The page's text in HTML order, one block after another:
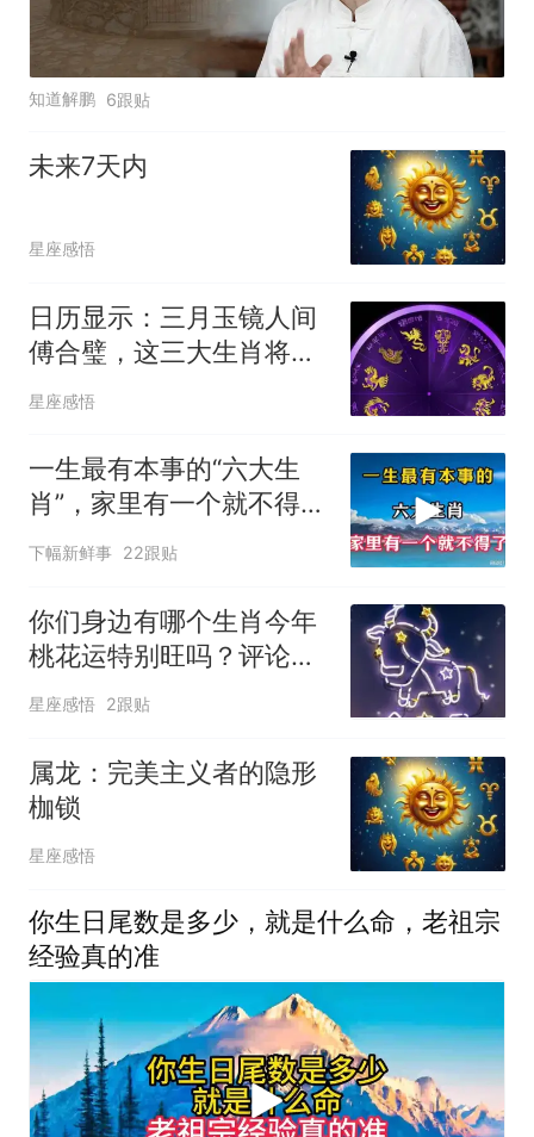
知道解鹏 6跟贴
未来7天内
星座感悟
日历显示：三月玉镜人间
傅合璧，这三大生肖将迎
来“天同乐”运势，好运挡
不住！
星座感悟
一生最有本事的“六大生
肖”，家里有一个就不得
了！
下幅新鲜事 22跟贴
你们身边有哪个生肖今年
桃花运特别旺吗？评论区
聊聊吧！
星座感悟 2跟贴
属龙：完美主义者的隐形
枷锁
星座感悟
你生日尾数是多少，就是什么命，老祖宗
经验真的准